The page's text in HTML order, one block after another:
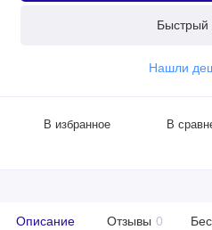
Быстрый
Нашли
В избранное В
Описание Отзывы 0